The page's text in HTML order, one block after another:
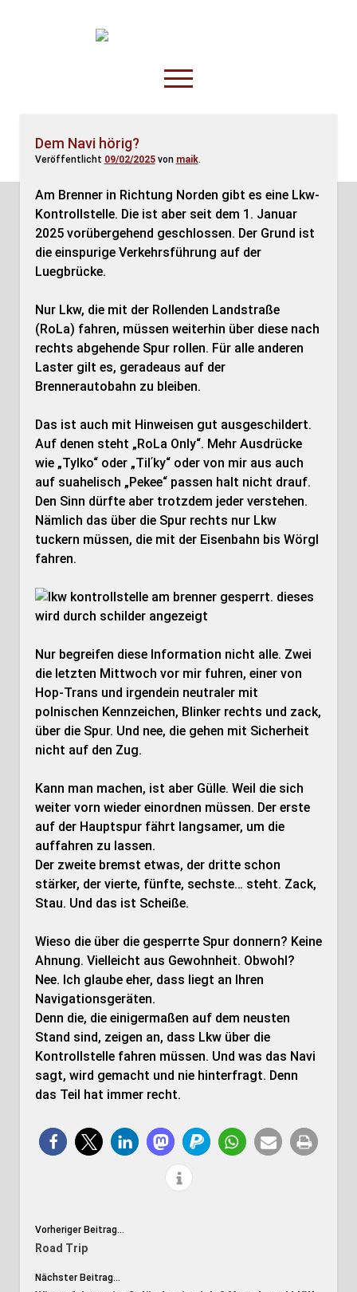
TruckOnline.de
open
menu
Anderswo
Spesenliste
Fahrer
Disposition
Dem Navi hörig?
Veröffentlicht 09/02/2025von maik.
Am Brenner in Richtung Norden gibt es eine Lkw-
Kontrollstelle. Die ist aber seit dem 1. Januar
2025 vorübergehend geschlossen. Der Grund ist
die einspurige Verkehrsführung auf der
Luegbrücke.
Nur Lkw, die mit der Rollenden Landstraße
(RoLa) fahren, müssen weiterhin über diese nach
rechts abgehende Spur rollen. Für alle anderen
Laster gilt es, geradeaus auf der
Brennerautobahn zu bleiben.
Das ist auch mit Hinweisen gut ausgeschildert.
Auf denen steht „RoLa Only“. Mehr Ausdrücke
wie „Tylko“ oder „Tilʹky“ oder von mir aus auch
auf suahelisch „Pekee“ passen halt nicht drauf.
Den Sinn dürfte aber trotzdem jeder verstehen.
Nämlich das über die Spur rechts nur Lkw
tuckern müssen, die mit der Eisenbahn bis Wörgl
fahren.
Nur begreifen diese Information nicht alle. Zwei
die letzten Mittwoch vor mir fuhren, einer von
Hop-Trans und irgendein neutraler mit
polnischen Kennzeichen, Blinker rechts und zack,
über die Spur. Und nee, die gehen mit Sicherheit
nicht auf den Zug.
Kann man machen, ist aber Gülle. Weil die sich
weiter vorn wieder einordnen müssen. Der erste
auf der Hauptspur fährt langsamer, um die
auffahren zu lassen.
Der zweite bremst etwas, der dritte schon
stärker, der vierte, fünfte, sechste… steht. Zack,
Stau. Und das ist Scheiße.
Wieso die über die gesperrte Spur donnern? Keine
Ahnung. Vielleicht aus Gewohnheit. Obwohl?
Nee. Ich glaube eher, dass liegt an Ihren
Navigationsgeräten.
Denn die, die einigermaßen auf dem neusten
Stand sind, zeigen an, dass Lkw über die
Kontrollstelle fahren müssen. Und was das Navi
sagt, wird gemacht und nie hinterfragt. Denn
das Teil hat immer recht.
Vorheriger Beitrag...
Road Trip
Nächster Beitrag...